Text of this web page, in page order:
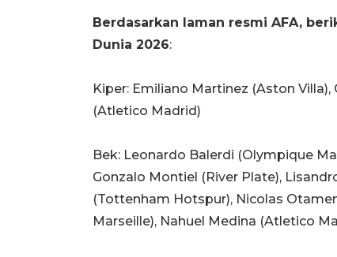
Berdasarkan laman resmi AFA,
Dunia 2026:
Kiper: Emiliano Martinez (Aston
(Atletico Madrid)
Bek: Leonardo Balerdi (Olympique
Gonzalo Montiel (River Plate),
(Tottenham Hotspur), Nicolas
Marseille), Nahuel Medina (Atletico